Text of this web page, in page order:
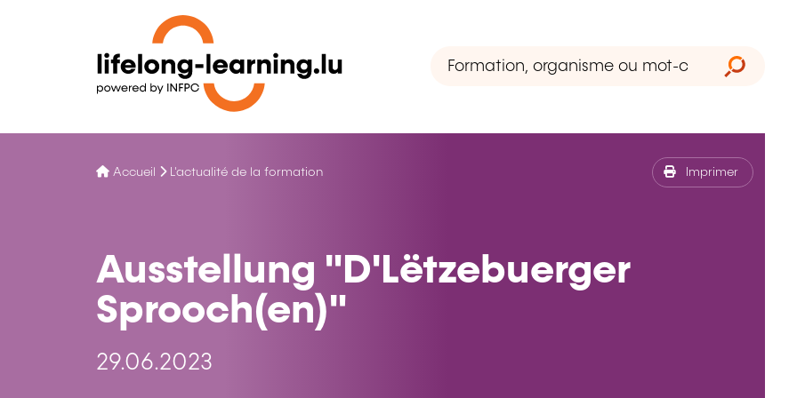
Accueil L'actualité de la formation Imprimer
Ausstellung "D'Lëtzebuerger
Sprooch(en)"
29.06.2023